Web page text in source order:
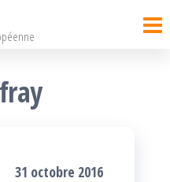
31 octobre 2016